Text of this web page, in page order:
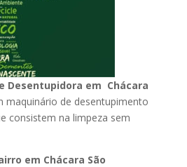
Desentupidora em Chácara
maquinário de desentupimento
consistem na limpeza sem
em Chácara São